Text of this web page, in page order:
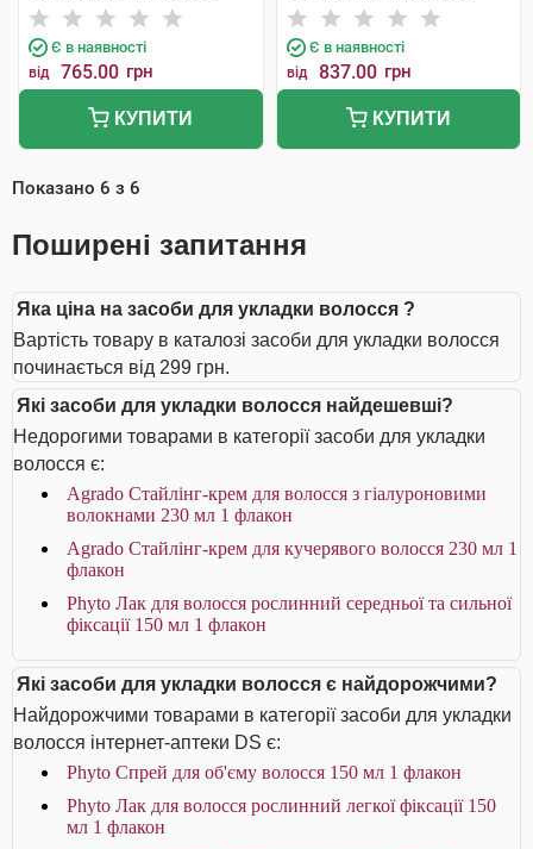
Є в наявності
від 765.00 грн
КУПИТИ
Є в наявності
від 837.00 грн
КУПИТИ
Показано 6 з 6
Поширені запитання
Яка ціна на засоби для укладки волосся ?
Вартість товару в каталозі засоби для укладки волосся
починається від 299 грн.
Які засоби для укладки волосся найдешевші?
Недорогими товарами в категорії засоби для укладки
волосся є:
Agrado Стайлінг-крем для волосся з гіалуроновими
волокнами 230 мл 1 флакон
Agrado Стайлінг-крем для кучерявого волосся 230 мл 1
флакон
Phyto Лак для волосся рослинний середньої та сильної
фіксації 150 мл 1 флакон
Які засоби для укладки волосся є найдорожчими?
Найдорожчими товарами в категорії засоби для укладки
волосся інтернет-аптеки DS є:
Phyto Спрей для об'єму волосся 150 мл 1 флакон
Phyto Лак для волосся рослинний легкої фіксації 150
мл 1 флакон